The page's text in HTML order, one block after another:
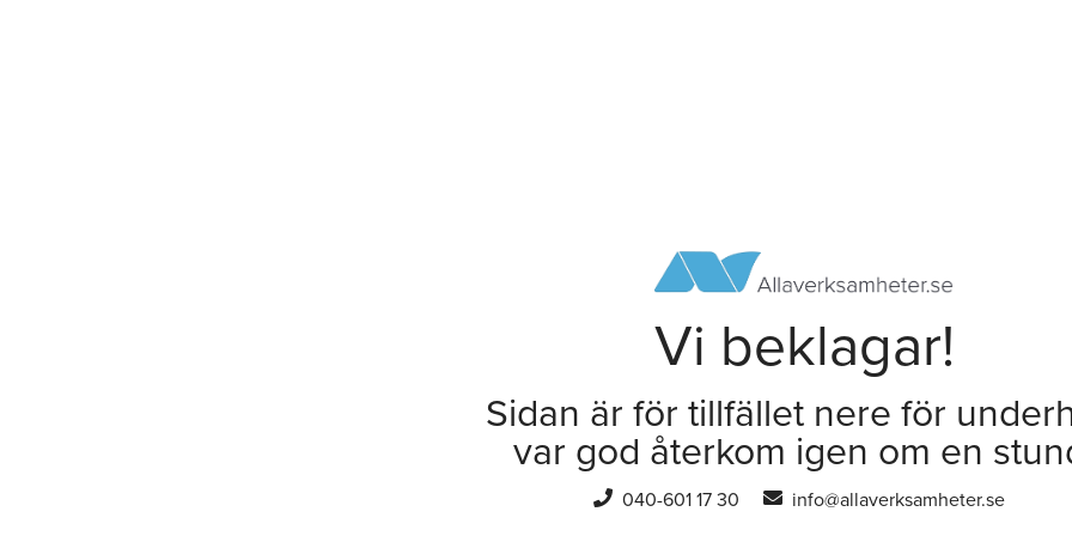
Vi beklagar!
Sidan är för tillfället nere för
var god återkom igen om en
040-601 17 30 info@allaverksamheter.se